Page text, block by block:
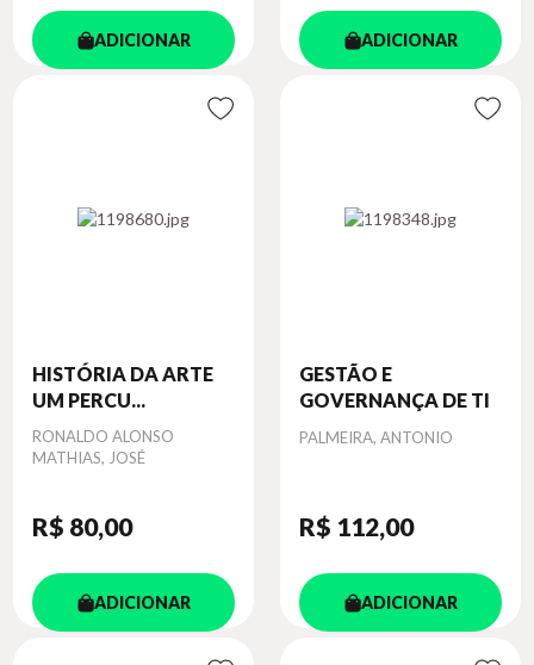
ADICIONAR ADICIONAR
HISTÓRIA DA ARTE
UM PERCU...
Autor
RONALDO ALONSO
MATHIAS, JOSÉ
R$ 80,00
ADICIONAR
GESTÃO E
GOVERNANÇA DE TI
Autor
PALMEIRA, ANTONIO
R$ 112,00
ADICIONAR